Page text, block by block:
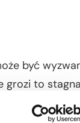
być
grozi to